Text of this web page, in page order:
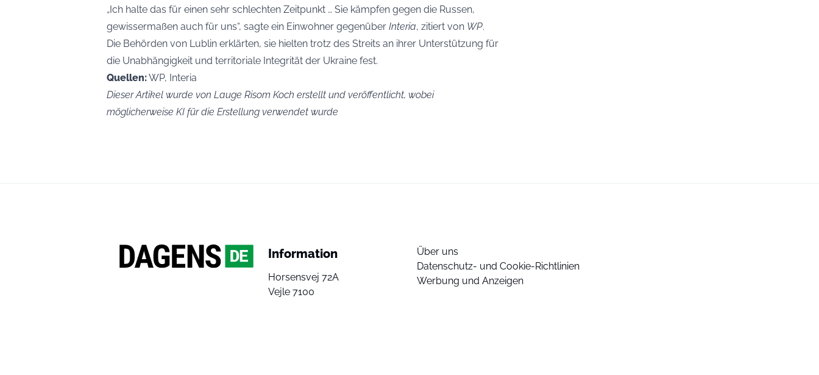
„Ich halte das für einen sehr schlechten Zeitpunkt … Sie kämpfen gegen die Russen,
gewissermaßen auch für uns“, sagte ein Einwohner gegenüber Interia, zitiert von WP.
Die Behörden von Lublin erklärten, sie hielten trotz des Streits an ihrer Unterstützung für
die Unabhängigkeit und territoriale Integrität der Ukraine fest.
Quellen:WP, Interia
Dieser Artikel wurde von Lauge Risom Koch erstellt und veröffentlicht, wobei
möglicherweise KI für die Erstellung verwendet wurde
Information
Horsensvej 72A
Vejle 7100
Über uns
Datenschutz- und Cookie-Richtlinien
Werbung und Anzeigen